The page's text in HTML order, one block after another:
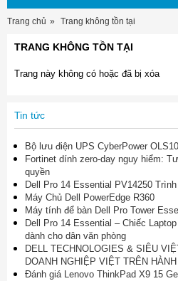
Trang chủ Trang không tồn tại
TRANG KHÔNG TỒN TẠI
Trang này không có hoặc đã bị xóa
Tin tức
Bộ lưu điện UPS CyberPower
Fortinet dính zero-day nguy hiểm:
quyền
Dell Pro 14 Essential PV14250
Máy Chủ Dell PowerEdge R360
Máy tính để bàn Dell Pro Tower
Dell Pro 14 Essential – Chiếc
dành cho dân văn phòng
DELL TECHNOLOGIES & SIÊU
DOANH NGHIỆP VIỆT TRÊN
Đánh giá Lenovo ThinkPad X9 15